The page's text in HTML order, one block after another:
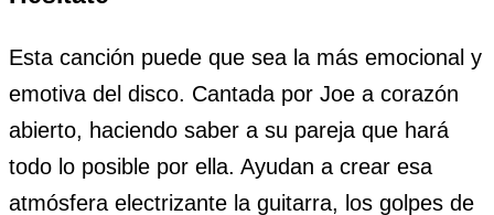
Esta canción puede que sea la más emocional y
emotiva del disco. Cantada por Joe a corazón
abierto, haciendo saber a su pareja que hará
todo lo posible por ella. Ayudan a crear esa
atmósfera electrizante la guitarra, los golpes de